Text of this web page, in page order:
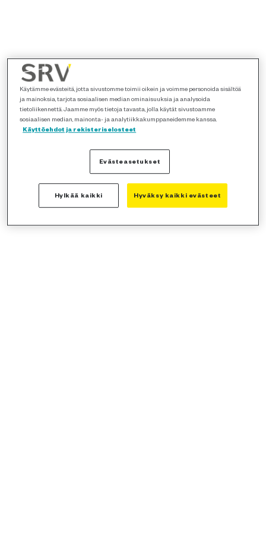
Käytämme evästeitä, jotta sivustomme toimii oikein ja voimme personoida sisältöä
ja mainoksia, tarjota sosiaalisen median ominaisuuksia ja analysoida
tietoliikennettä. Jaamme myös tietoja tavasta, jolla käytät sivustoamme
sosiaalisen median, mainonta- ja analytiikkakumppaneidemme kanssa.
Käyttöehdot ja rekisteriselosteet
Evästeasetukset
Hylkää kaikki Hyväksy kaikki evästeet